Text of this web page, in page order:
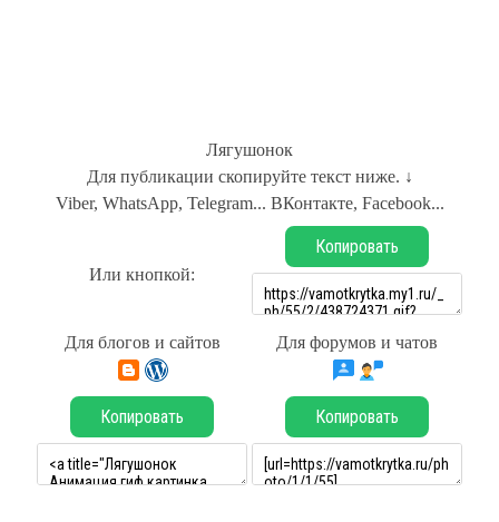
Лягушонок
Для публикации скопируйте текст ниже. ↓
Viber, WhatsApp, Telegram... ВКонтакте, Facebook...
Или кнопкой:
Копировать
Для блогов и сайтов Для форумов и чатов
Копировать Копировать